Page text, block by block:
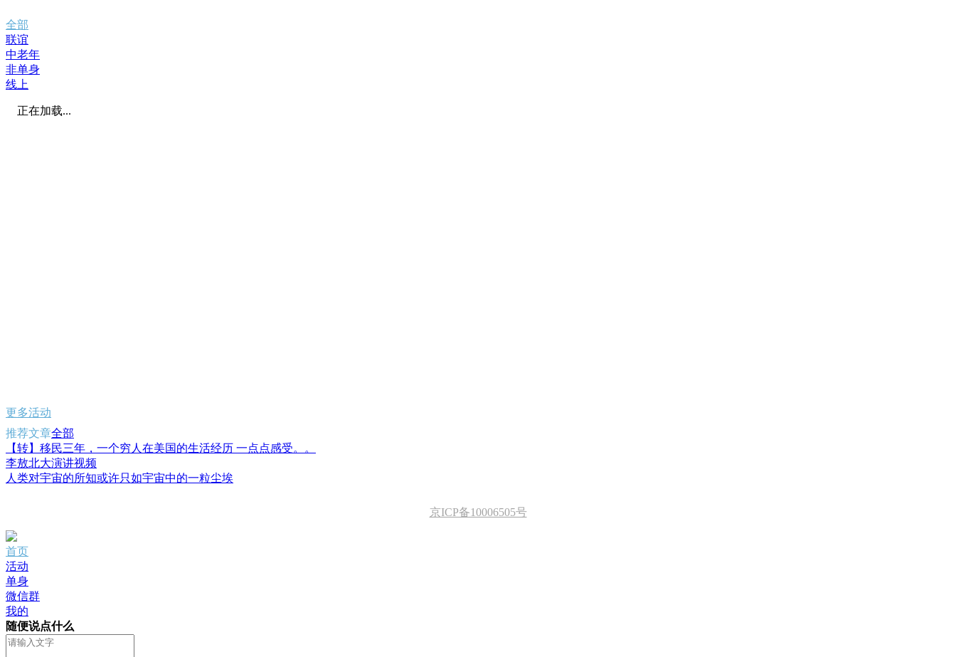
全部
联谊
中老年
非单身
线上
正在加载...
更多活动
推荐文章全部
【转】移民三年，一个穷人在美国的生活经历 一点点感受。。
李敖北大演讲视频
人类对宇宙的所知或许只如宇宙中的一粒尘埃
京ICP备10006505号
首页
活动
单身
微信群
我的
随便说点什么